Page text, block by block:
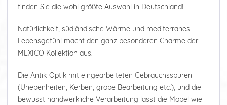
finden Sie die wohl größte Auswahl in Deutschland!
Natürlichkeit, südländische Wärme und mediterranes
Lebensgefühl macht den ganz besonderen Charme der
MEXICO Kollektion aus.
Die Antik-Optik mit eingearbeiteten Gebrauchsspuren
(Unebenheiten, Kerben, grobe Bearbeitung etc.), und die
bewusst handwerkliche Verarbeitung lässt die Möbel wie